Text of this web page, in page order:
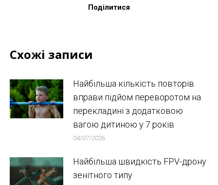
Поділитися
Схожі записи
Найбільша кількість повторів
вправи підйом переворотом на
перекладині з додатковою
вагою дитиною у 7 років
04/07/2026
Найбільша швидкість FPV-дрону
зенітного типу